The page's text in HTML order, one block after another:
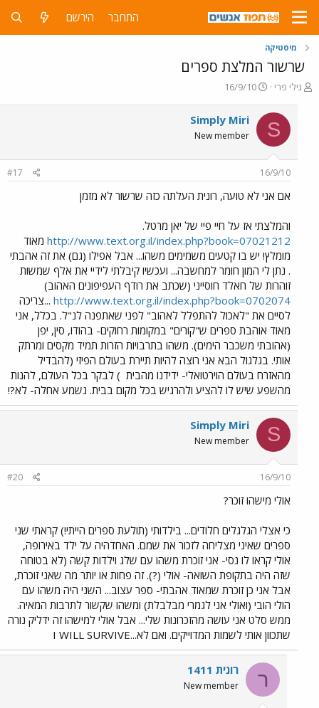
התחבר הירשם
מיסטיקה
שרשור המלצת ספרים
פ
גילי פרי
פ
ס
ם
ת
ר
י
16/9/10
S
Simply Miri
New member
16/9/10
#17
אם אני לא טועה, רונית העלתה כזה שרשור לא מזמן
והמלצתי אז על חיי פיי של יאן מרטל.
http://www.text.org.il/index.php?book=07021212 מאוד
מומלץ! יש בו קטעים משמימים משהו... אבל אפילו (גם) את זה אהבתי
. נתן לי המון חומר למחשבה... ועכשיו קיבלתי לידיי את אלף שמשות
זוהרות של חאלד חוסייני (שכתב את רודף העפיפונים האהוב)
http://www.text.org.il/index.php?book=0702074 ...צריכה
לסיים את "לאכול להתפלל לאהוב" לפני שאתפנה לנ"ל. בכלל, אני
מאוד אוהבת ספרים ש"קורים" במקומות רחוקים- בהודו, סין, יפן
(אהובתי משכבר הימים). משהו בתרבויות הזרות תמיד מקסים ומרתק
אותי. בגלגול הבא אני רוצה להיות תיירת בעולם הפיזי (להבדיל
מהאזרח בעולם הוירטואלי- ידידנו מהבית ) לבקר בכל העולם, להנות
מהשפע שיש לו להציע ולהרגיש בכל מקום בבית. נשמע אחלה- לא?!
S
Simply Miri
New member
16/9/10
#20
אולי מישהו זוכר?
כי אצלי הגלגלים חלודים... בילדותי (תולעת ספרים הייתי!) קראתי שני
ספרים שאיני מצליחה לזכור את שמם. האחדהיה על ילד באירופה,
אולי קראו לו נסי- אני זוכרת משהו עם שלג וילדות קשה (לא בטוחה
שזה היה בתקופת השואה- אולי (?). זה פחות או יותר מה שאני זוכרת,
אבל אני כן זוכרת שמאוד אהבתי- ספר עצוב... השני היה משהו עם
הולי הובי (ואולי אני לגמרי מבלבלת) ומשהו שקשור לתרבות המאיה.
ממש סלט אני עושה מהזכרונות שלי... אבל אולי למישהו זה ידליק נורה
שתכוון אותי לשמות המדוייקים. ואם לא...I WILL SURVIVE
ר רונית 1411
New member